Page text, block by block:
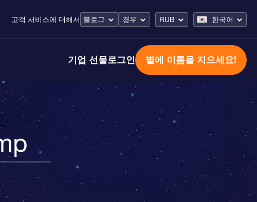
고객 서비스에 대해서 블로그 경우 RUB 한국어
기업 선물로그인 별에 이름을 지으세요!